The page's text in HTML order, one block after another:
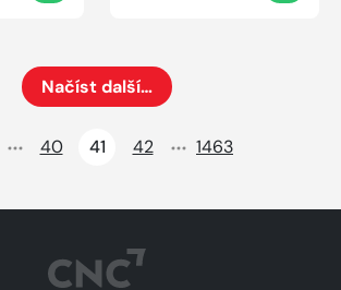
Načíst další…
40 41 42 1463